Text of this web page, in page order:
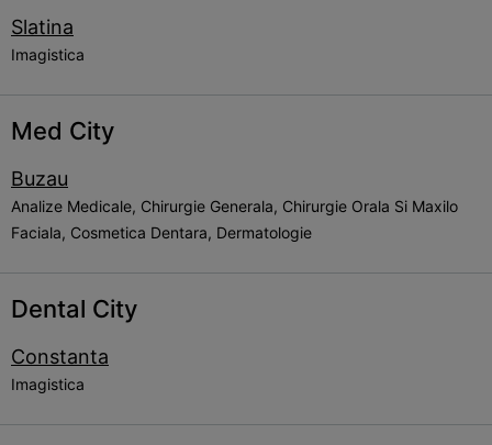
Slatina
Imagistica
Med City
Buzau
Analize Medicale, Chirurgie Generala, Chirurgie Orala Si Maxilo
Faciala, Cosmetica Dentara, Dermatologie
Dental City
Constanta
Imagistica